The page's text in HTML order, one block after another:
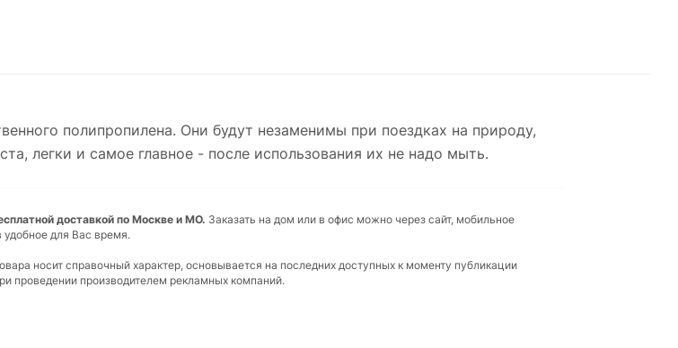
полипропилена. Они будут незаменимы при поездках на природу,
легки и самое главное - после использования их не надо мыть.
доставкой по Москве и МО. Заказать на дом или в офис можно через сайт, мобильное
для Вас время.
носит справочный характер, основывается на последних доступных к моменту публикации
проведении производителем рекламных компаний.